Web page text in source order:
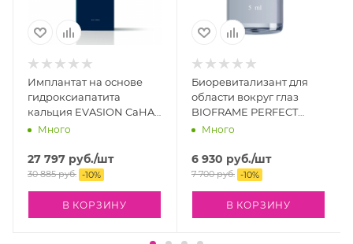
Имплантат на основе
гидроксиапатита
кальция EVASION CaHA
(2 х 1,25 мл)
Много
27 797 руб./шт
30 885руб. -10%
В КОРЗИНУ
Биоревитализант для
области вокруг глаз
BIOFRAME PERFECT
EYES, 5 мл
Много
6 930 руб./шт
7 700руб. -10%
В КОРЗИНУ